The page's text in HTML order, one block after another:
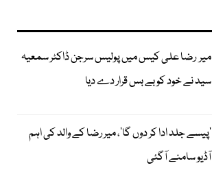
میر رضا علی کیس میں پولیس سرجن ڈاکٹر سمعیہ
سید نے خود کو بے بس قرار دے دیا
’پیسے جلد ادا کر دوں گا‘، میر رضا کے والد کی اہم
آڈیو سامنے آگئی